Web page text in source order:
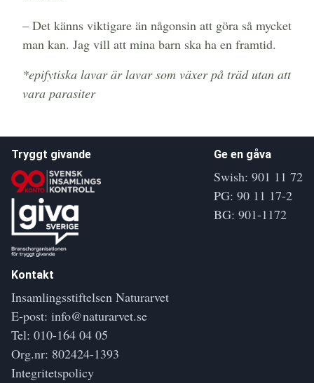
– Det känns viktigare än någonsin att göra så mycket
man kan. Jag vill att mina barn ska ha en framtid.
*epifytiska lavar är lavar som växer på träd utan att
vara parasiter
Tryggt givande Ge en gåva
Swish: 901 11 72
PG: 90 11 17-2
BG: 901-1172
Kontakt
Insamlingsstiftelsen Naturarvet
E-post: info@naturarvet.se
Tel: 010-164 04 05
Org.nr: 802424-1393
Integritetspolicy